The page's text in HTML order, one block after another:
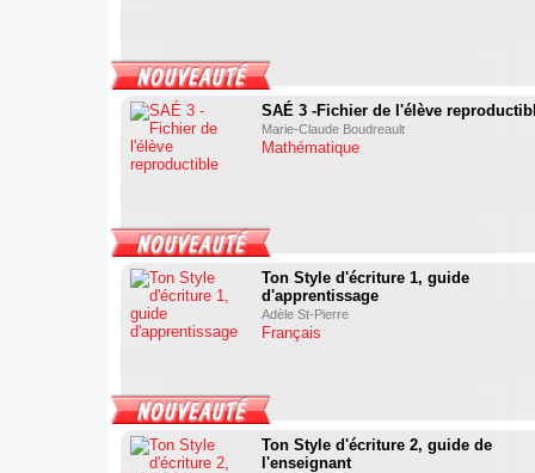
SAÉ 3 -Fichier de l'élève
Marie-Claude Boudreault
Mathématique
Ton Style d'écriture 1, guide
d'apprentissage
Adèle St-Pierre
Français
Ton Style d'écriture 2, guide de
l'enseignant